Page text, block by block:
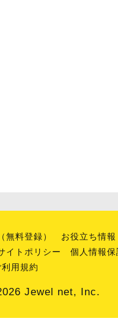
無料登録）
お役立ち情報
イトポリシー
個人情報
利用規約
Jewel net, Inc.